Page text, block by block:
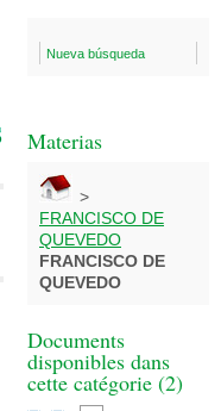
Nueva búsqueda
Materias
>
FRANCISCO DE
QUEVEDO
FRANCISCO DE
QUEVEDO
Documents
disponibles dans
cette catégorie (2)